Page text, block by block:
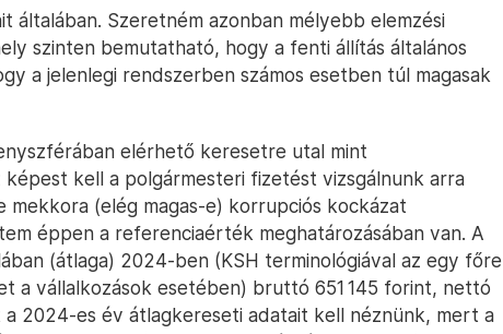
általában. Szeretném azonban mélyebb elemzési
szinten bemutatható, hogy a fenti állítás általános
a jelenlegi rendszerben számos esetben túl magasak
elérhető keresetre utal mint
kell a polgármesteri fizetést vizsgálnunk arra
mekkora (elég magas-e) korrupciós kockázat
éppen a referenciaérték meghatározásában van. A
(átlaga) 2024-ben (KSH terminológiával az egy főre
a vállalkozások esetében) bruttó 651 145 forint, nettó
a 2024-es év átlagkereseti adatait kell néznünk, mert a